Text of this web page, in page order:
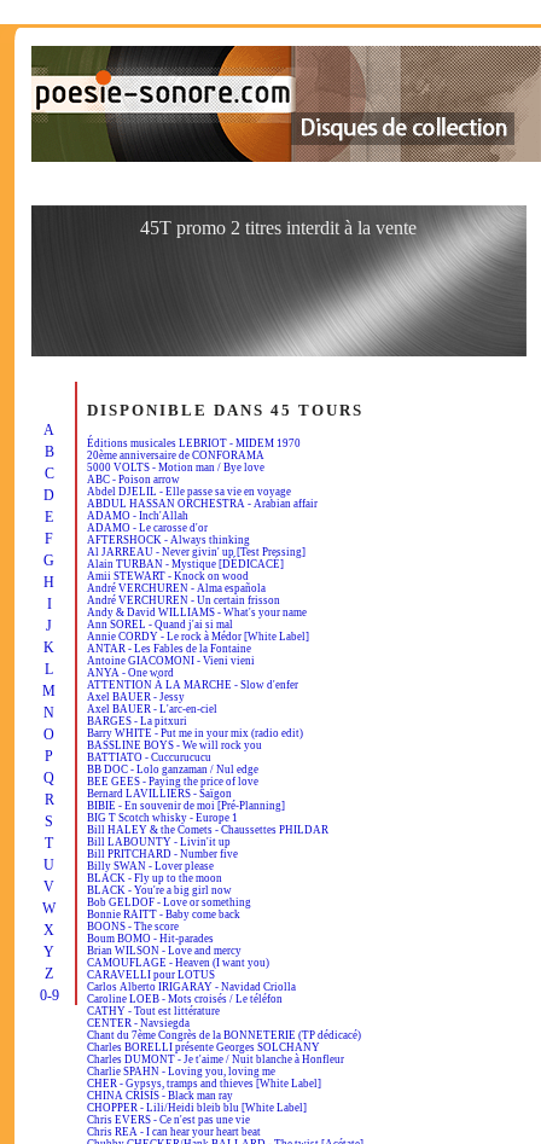
45T promo 2 titres interdit à la vente
A
B
C
D
E
F
G
H
I
J
K
L
M
N
O
P
Q
R
S
T
U
V
W
X
Y
Z
0-9
DISPONIBLE DANS 45 TOURS
Éditions musicales LEBRIOT - MIDEM 1970
20ème anniversaire de CONFORAMA
5000 VOLTS - Motion man / Bye love
ABC - Poison arrow
Abdel DJELIL - Elle passe sa vie en voyage
ABDUL HASSAN ORCHESTRA - Arabian affair
ADAMO - Inch'Allah
ADAMO - Le carosse d'or
AFTERSHOCK - Always thinking
Al JARREAU - Never givin' up [Test Pressing]
Alain TURBAN - Mystique [DÉDICACÉ]
Amii STEWART - Knock on wood
André VERCHUREN - Alma española
André VERCHUREN - Un certain frisson
Andy & David WILLIAMS - What's your name
Ann SOREL - Quand j'ai si mal
Annie CORDY - Le rock à Médor [White Label]
ANTAR - Les Fables de la Fontaine
Antoine GIACOMONI - Vieni vieni
ANYA - One word
ATTENTION À LA MARCHE - Slow d'enfer
Axel BAUER - Jessy
Axel BAUER - L'arc-en-ciel
BARGES - La pitxuri
Barry WHITE - Put me in your mix (radio edit)
BASSLINE BOYS - We will rock you
BATTIATO - Cuccurucucu
BB DOC - Lolo ganzaman / Nul edge
BEE GEES - Paying the price of love
Bernard LAVILLIERS - Saïgon
BIBIE - En souvenir de moi [Pré-Planning]
BIG T Scotch whisky - Europe 1
Bill HALEY & the Comets - Chaussettes PHILDAR
Bill LABOUNTY - Livin'it up
Bill PRITCHARD - Number five
Billy SWAN - Lover please
BLACK - Fly up to the moon
BLACK - You're a big girl now
Bob GELDOF - Love or something
Bonnie RAITT - Baby come back
BOONS - The score
Boum BOMO - Hit-parades
Brian WILSON - Love and mercy
CAMOUFLAGE - Heaven (I want you)
CARAVELLI pour LOTUS
Carlos Alberto IRIGARAY - Navidad Criolla
Caroline LOEB - Mots croisés / Le téléfon
CATHY - Tout est littérature
CENTER - Navsiegda
Chant du 7ème Congrès de la BONNETERIE (TP dédicacé)
Charles BORELLI présente Georges SOLCHANY
Charles DUMONT - Je t'aime / Nuit blanche à Honfleur
Charlie SPAHN - Loving you, loving me
CHER - Gypsys, tramps and thieves [White Label]
CHINA CRISIS - Black man ray
CHOPPER - Lili/Heidi bleib blu [White Label]
Chris EVERS - Ce n'est pas une vie
Chris REA - I can hear your heart beat